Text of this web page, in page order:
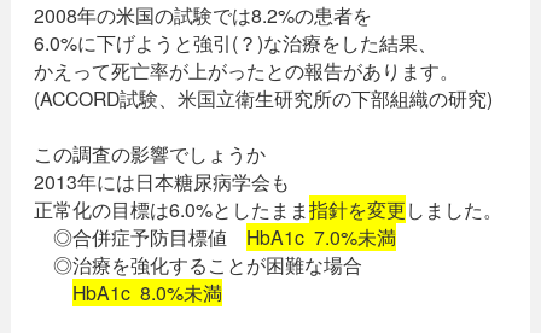
2008年の米国の試験では8.2%の患者を
6.0%に下げようと強引(？)な治療をした結果、
かえって死亡率が上がったとの報告があります。
(ACCORD試験、米国立衛生研究所の下部組織の研究)
この調査の影響でしょうか
2013年には日本糖尿病学会も
正常化の目標は6.0%としたまま指針を変更しました。
◎合併症予防目標値 HbA1c 7.0%未満
◎治療を強化することが困難な場合
HbA1c 8.0%未満